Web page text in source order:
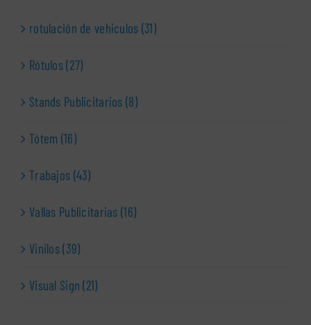
rotulación de vehiculos (31)
Rótulos (27)
Stands Publicitarios (8)
Tótem (16)
Trabajos (43)
Vallas Publicitarias (16)
Vinilos (39)
Visual Sign (21)